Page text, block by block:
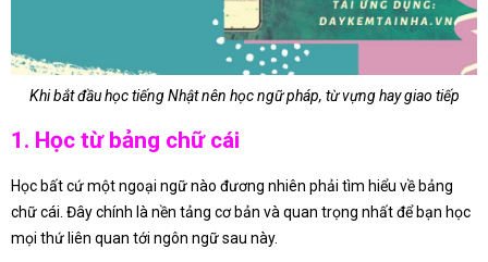
Khi bắt đầu học tiếng Nhật nên học ngữ pháp, từ vựng hay giao tiếp
1. Học từ bảng chữ cái
Học bất cứ một ngoại ngữ nào đương nhiên phải tìm hiểu về bảng
chữ cái. Đây chính là nền tảng cơ bản và quan trọng nhất để bạn học
mọi thứ liên quan tới ngôn ngữ sau này.